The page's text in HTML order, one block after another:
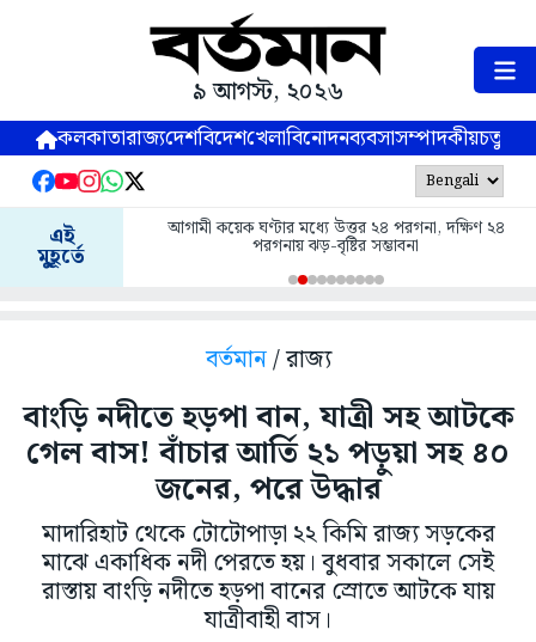
৯ আগস্ট, ২০২৬
কলকাতারাজ্যদেশবিদেশখেলাবিনোদনব্যবসাসম্পাদকীয়
এই
মুহূর্তে
আগামী কয়েক ঘণ্টার মধ্যে উত্তর ২৪ পরগনা, দক্ষিণ ২৪
পরগনায় ঝড়-বৃষ্টির সম্ভাবনা
বর্তমান/ রাজ্য
বাংড়ি নদীতে হড়পা বান, যাত্রী সহ আটকে
গেল বাস! বাঁচার আর্তি ২১ পড়ুয়া সহ ৪০
জনের, পরে উদ্ধার
মাদারিহাট থেকে টোটোপাড়া ২২ কিমি রাজ্য সড়কের
মাঝে একাধিক নদী পেরতে হয়। বুধবার সকালে সেই
রাস্তায় বাংড়ি নদীতে হড়পা বানের স্রোতে আটকে যায়
যাত্রীবাহী বাস।